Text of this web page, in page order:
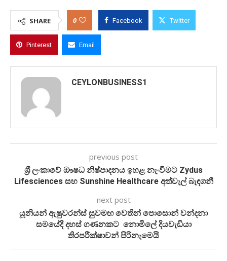
SHARE 0 Facebook Twitter
Pinterest Email
CEYLONBUSINESS1
previous post
ශ්‍රී ලංකාවේ ඖෂධ නිෂ්පාදනය ඉහළ නැංවීමට Zydus
Lifesciences සහ Sunshine Healthcare අත්වැල් බැඳගනී
next post
යූනියන් ඇෂුවරන්ස් සුවමඟ වෙතින් පොසොන් වන්දනා
සමයේදී දහස් ගණනකට නොමිලේ දියවැඩියා
තිරපරීක්ෂාවන් පිරිනැමෙයි